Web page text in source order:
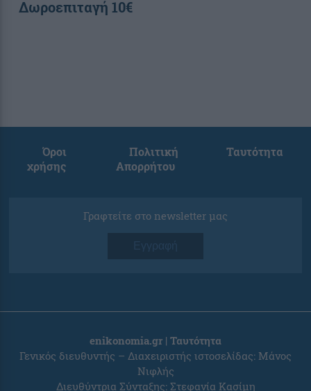
Δωροεπιταγή 10€
Όροι
χρήσης
Πολιτική
Απορρήτου
Ταυτότητα
Γραφτείτε στο newsletter μας
Εγγραφή
enikonomia.gr | Ταυτότητα
Γενικός διευθυντής – Διαχειριστής ιστοσελίδας: Μάνος
Νιφλής
Διευθύντρια Σύνταξης: Στεφανία Κασίμη